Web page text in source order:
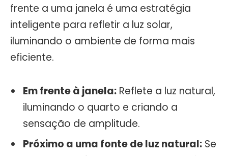
frente a uma janela é uma estratégia
inteligente para refletir a luz solar,
iluminando o ambiente de forma mais
eficiente.
Em frente à janela: Reflete a luz natural,
iluminando o quarto e criando a
sensação de amplitude.
Próximo a uma fonte de luz natural: Se